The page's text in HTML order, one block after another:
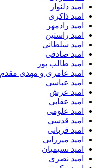
امید دلنواز
امید ذاکری
امید رادمهر
امید راستین
امید سلطانی
امید صادقی
امید طالب پور
امید عامری و مهدی مقدم
امید عباسی
امید عرش
امید عقابی
امید علومی
امید قدسی
امید قربانی
امید میرزایی
امید نسیمیان
امید نصری